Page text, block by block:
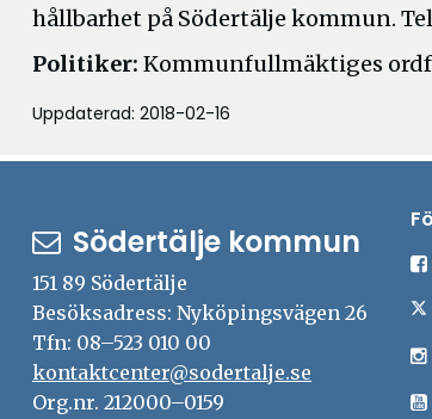
hållbarhet på Södertälje kommun.
Politiker: Kommunfullmäktiges
Uppdaterad: 2018-02-16
Södertälje kommun
151 89 Södertälje
Besöksadress: Nyköpingsvägen 26
Tfn: 08–523 010 00
kontaktcenter@sodertalje.se
Org.nr. 212000–0159